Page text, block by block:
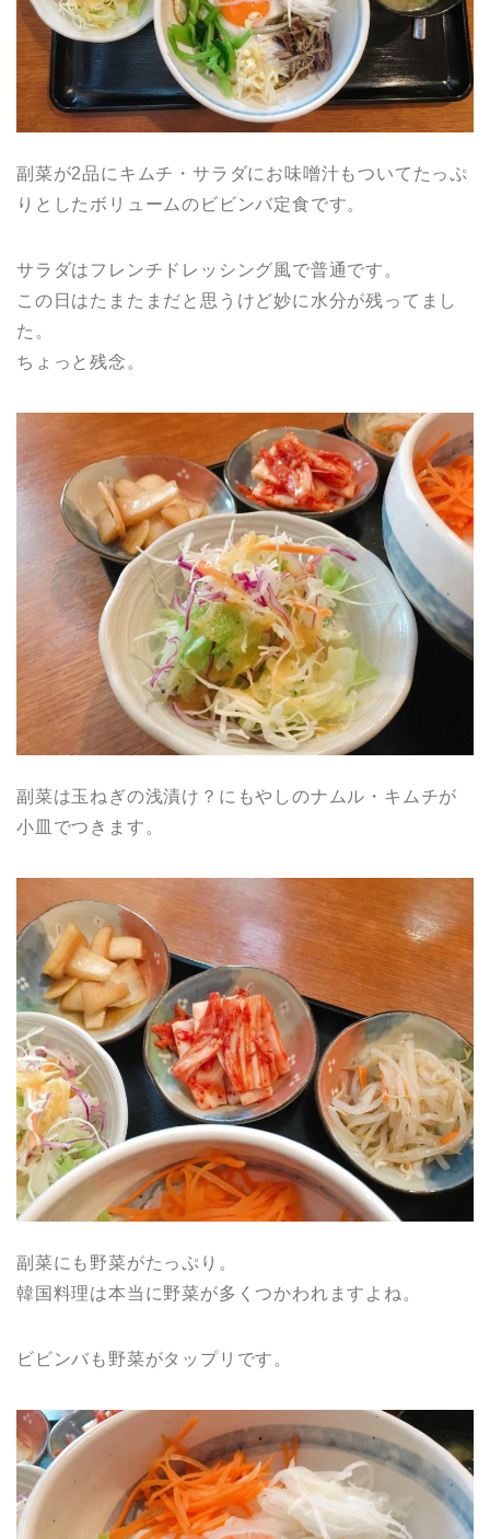
副菜が2品にキムチ・サラダにお味噌汁もついてたっぷ
りとしたボリュームのビビンバ定食です。
サラダはフレンチドレッシング風で普通です。
この日はたまたまだと思うけど妙に水分が残ってまし
た。
ちょっと残念。
副菜は玉ねぎの浅漬け？にもやしのナムル・キムチが
小皿でつきます。
副菜にも野菜がたっぷり。
韓国料理は本当に野菜が多くつかわれますよね。
ビビンバも野菜がタップリです。